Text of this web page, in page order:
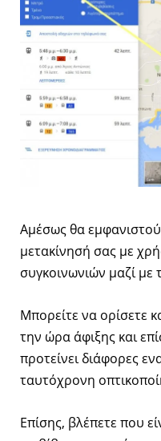
Aμέσως θα
μετακίνησή σας με
συγκοινωνιών μαζί με
Μπορείτε να ορίσετε
την ώρα άφιξης και
προτείνει διάφορες
ταυτόχρονη
Επίσης, βλέπετε που